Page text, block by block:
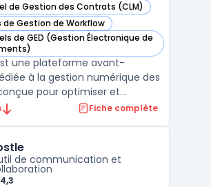
de Gestion des Contrats (CLM)
dans cette catégorie
de Gestion de Workflow
dans cette catégorie
de GED (Gestion Électronique de
dans cette catégorie
une plateforme avant-
à la gestion numérique des
pour optimiser et
processus contractuels des
facilité, grâce à des modèles
interactifs et une édition ...
Fiche complète
de communication et
4,3